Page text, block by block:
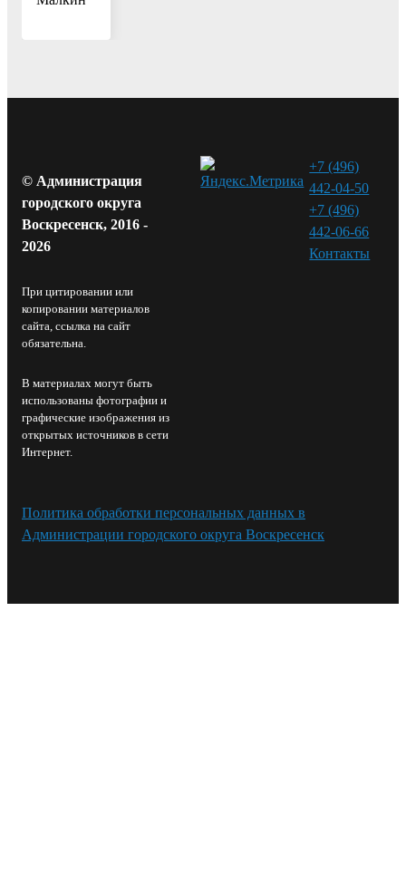
© Администрация
городского округа
Воскресенск, 2016 -
2026
При цитировании или
копировании материалов
сайта, ссылка на сайт
обязательна.
В материалах могут быть
использованы фотографии и
графические изображения из
открытых источников в сети
Интернет.
+7 (496)
442-04-50
+7 (496)
442-06-66
Контакты⁠
Политика обработки персональных данных в
Администрации городского округа Воскресенск